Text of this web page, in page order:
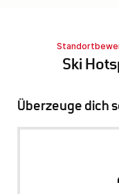
Ski
Überzeuge dich